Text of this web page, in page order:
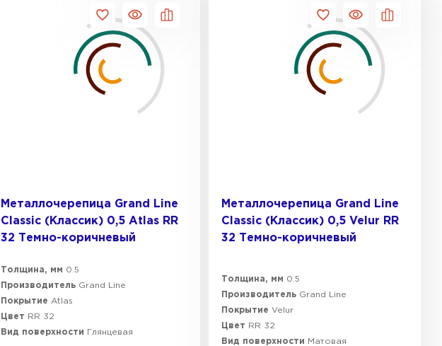
Металлочерепица Grand Line
Classic (Классик) 0,5 Atlas RR
32 Темно-коричневый
Толщина, мм 0.5
Производитель Grand Line
Покрытие Atlas
Цвет
RR 32
Вид поверхности
Глянцевая
Металлочерепица Grand Line
Classic (Классик) 0,5 Velur RR
32 Темно-коричневый
Толщина, мм 0.5
Производитель Grand Line
Покрытие Velur
Цвет
RR 32
Вид поверхности
Матовая
Цементно-песчаная черепица